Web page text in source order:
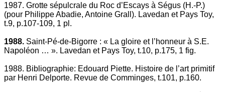
1987. Grotte sépulcrale du Roc d’Escays à Ségus (H.-P.)
(pour Philippe Abadie, Antoine Grall). Lavedan et Pays Toy,
t.9, p.107-109, 1 pl.
1988. Saint-Pé-de-Bigorre : « La gloire et l’honneur à S.E.
Napoléon … ». Lavedan et Pays Toy, t.10, p.175, 1 fig.
1988. Bibliographie: Edouard Piette. Histoire de l’art primitif
par Henri Delporte. Revue de Comminges, t.101, p.160.